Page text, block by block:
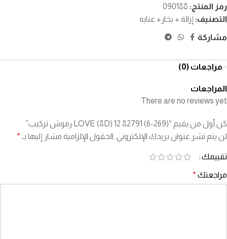
رمز المنتج: 090188
التصنيف: إزالة + بخار+ عنايه
مشاركة
مراجعات (0)
المراجعات
There are no reviews yet
كن أول من يقيم “(269-6) 82791 LOVE (8D) 12 رموش تركيب”
لن يتم نشر عنوان بريدك الإلكتروني. الحقول الإلزامية مشار إليها بـ *
تقييمك
مراجعتك *